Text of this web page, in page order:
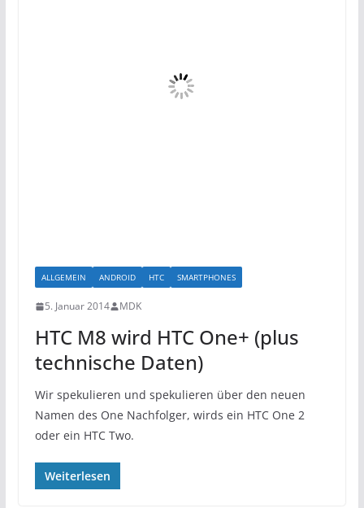
ALLGEMEIN ANDROID HTC SMARTPHONES
5. Januar 2014 MDK
HTC M8 wird HTC One+ (plus
technische Daten)
Wir spekulieren und spekulieren über den neuen
Namen des One Nachfolger, wirds ein HTC One 2
oder ein HTC Two.
Weiterlesen